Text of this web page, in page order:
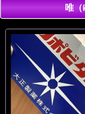
唯（